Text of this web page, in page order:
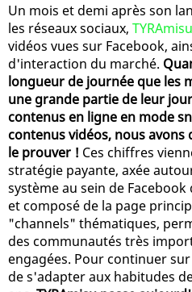
Un mois et demi après son
les réseaux sociaux, TYRAmisu
vidéos vues sur Facebook,
d'interaction du marché.
longueur de journée que les
une grande partie de leur
contenus en ligne en mode
contenus vidéos, nous
le prouver ! Ces chiffres
stratégie payante, axée
système au sein de Facebook
et composé de la page
"channels" thématiques,
des communautés très
engagées. Pour continuer
de s'adapter aux habitudes